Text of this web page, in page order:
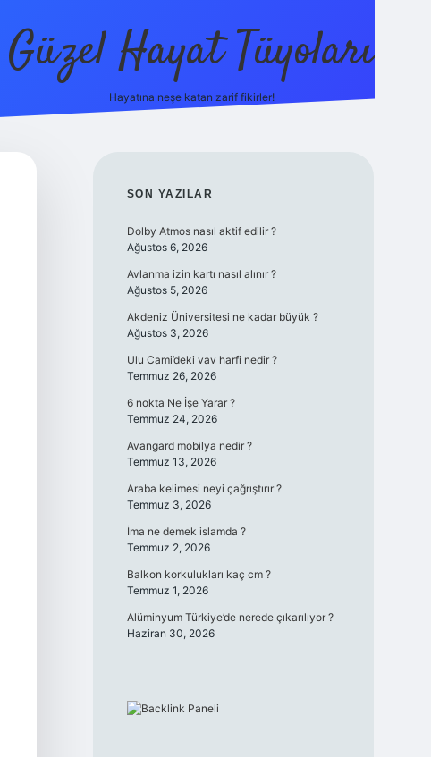
Güzel Hayat Tüyoları
Hayatına neşe katan zarif fikirler!
SIDEBAR
SON YAZILAR
Dolby Atmos nasıl aktif edilir ?
Ağustos 6, 2026
Avlanma izin kartı nasıl alınır ?
Ağustos 5, 2026
Akdeniz Üniversitesi ne kadar büyük ?
Ağustos 3, 2026
Ulu Cami’deki vav harfi nedir ?
Temmuz 26, 2026
6 nokta Ne İşe Yarar ?
Temmuz 24, 2026
Avangard mobilya nedir ?
Temmuz 13, 2026
Araba kelimesi neyi çağrıştırır ?
Temmuz 3, 2026
İma ne demek islamda ?
Temmuz 2, 2026
Balkon korkulukları kaç cm ?
Temmuz 1, 2026
Alüminyum Türkiye’de nerede çıkarılıyor ?
Haziran 30, 2026